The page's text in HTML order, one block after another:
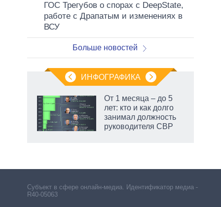
ГОС Трегубов о спорах с DeepState,
работе с Драпатым и изменениях в
ВСУ
Больше новостей
ИНФОГРАФИКА
От 1 месяца – до 5
лет: кто и как долго
занимал должность
руководителя СВР
Субъект в сфере онлайн-медиа. Идентификатор медиа –
R40-05063